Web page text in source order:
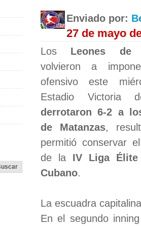
Enviado por:
27 de mayo
Los Leones de
volvieron a
ofensivo este
Estadio Victoria
derrotaron 6-2 a
de Matanzas,
permitió conservar
de la IV Liga
Cubano.
La escuadra
En el segundo